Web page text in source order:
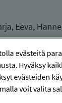
Eeva,
Eeva,
evästeitä
Hyväksy
evästeiden
voit valita